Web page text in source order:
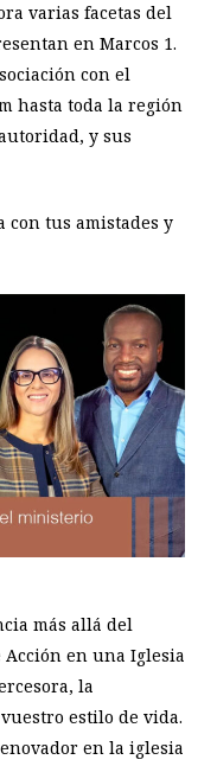
varias facetas del
en Marcos 1.
con el
hasta toda la región
y sus
con tus amistades y
más allá del
en una Iglesia
la
estilo de vida.
en la iglesia